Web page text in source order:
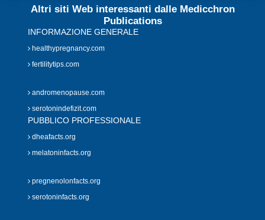
Altri siti Web interessanti dalle Medicchron
Publications
INFORMAZIONE GENERALE
healthypregnancy.com
fertilitytips.com
andromenopause.com
serotonindefizit.com
PUBBLICO PROFESSIONALE
dheafacts.org
melatoninfacts.org
pregnenolonfacts.org
serotoninfacts.org